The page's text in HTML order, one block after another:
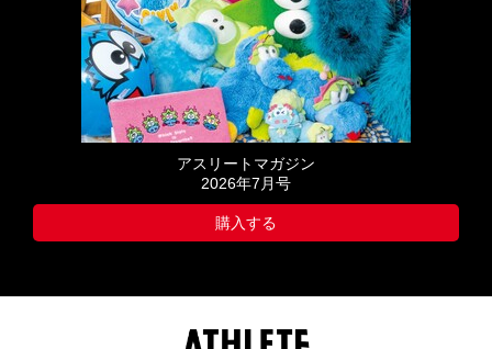
アスリートマガジン
2026年7月号
購入する